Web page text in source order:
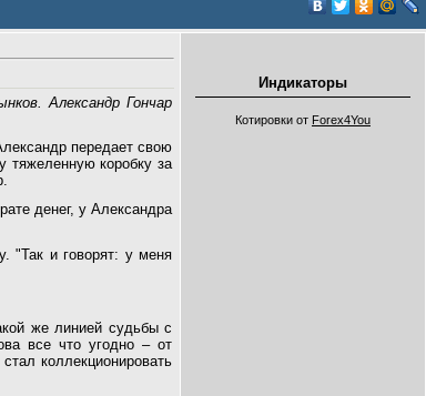
Александр Гончар
передает свою
тяжеленную коробку за
денег, у Александра
"Так и говорят: у меня
же линией судьбы с
все что угодно – от
коллекционировать
Индикаторы
Котировки от Forex4You